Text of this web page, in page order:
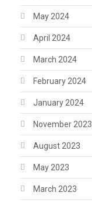
May 2024
April 2024
March 2024
February 2024
January 2024
November 2023
August 2023
May 2023
March 2023